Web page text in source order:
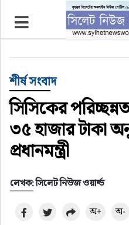
প্রচ্ছদ
সিলেট সংবাদ
জাতীয়
গণমাধ্যম
শীর্ষ সংবাদ
সিসিকের
৩৫ হাজার টাকা
প্রধানমন্ত্রী
লেখক: সিলেট নিউজ ওয়ার্ল্ড
অ+ অ-